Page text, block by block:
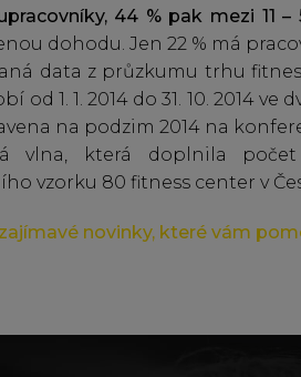
44 % pak mezi 11 –
dohodu. Jen 22 % má
data z průzkumu trhu
od 1. 1. 2014 do 31. 10. 2014
na podzim 2014 na
vlna, která doplnila
vzorku 80 fitness center v
novinky, které vám